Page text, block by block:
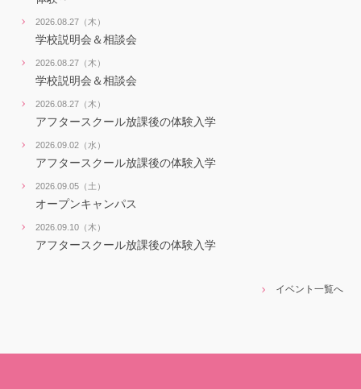
2026.08.27（木）
学校説明会＆相談会
2026.08.27（木）
学校説明会＆相談会
2026.08.27（木）
アフタースクール放課後の体験入学
2026.09.02（水）
アフタースクール放課後の体験入学
2026.09.05（土）
オープンキャンパス
2026.09.10（木）
アフタースクール放課後の体験入学
イベント一覧へ